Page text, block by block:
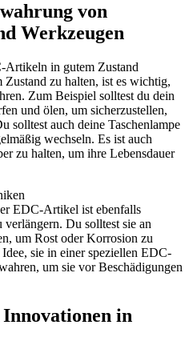
von
Werkzeugen
Artikeln in gutem Zustand
zu halten, ist es wichtig,
Zum Beispiel solltest du dein
und ölen, um sicherzustellen,
solltest auch deine Taschenlampe
wechseln. Es ist auch
zu halten, um ihre Lebensdauer
EDC-Artikel ist ebenfalls
Du solltest sie an
um Rost oder Korrosion zu
sie in einer speziellen EDC-
um sie vor Beschädigungen
Innovationen in